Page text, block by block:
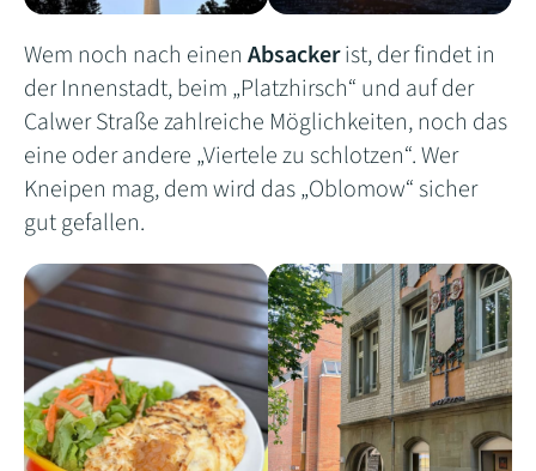
Wem noch nach einen Absackerist, der findet in
der Innenstadt, beim „Platzhirsch“ und auf der
Calwer Straße zahlreiche Möglichkeiten, noch das
eine oder andere „Viertele zu schlotzen“. Wer
Kneipen mag, dem wird das „Oblomow“ sicher
gut gefallen.